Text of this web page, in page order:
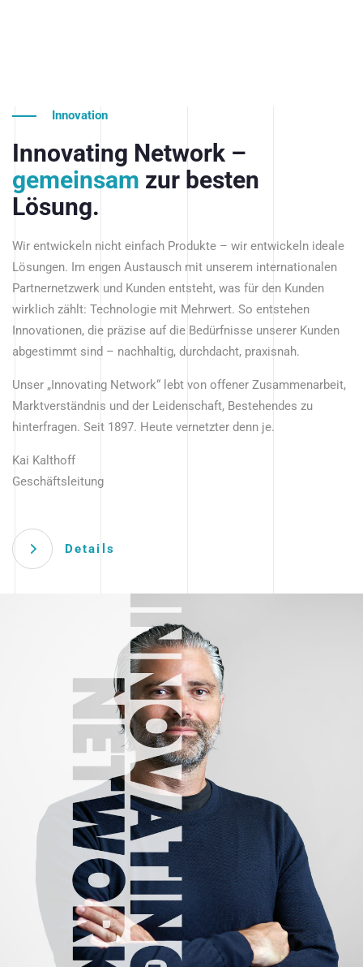
Innovation
Innovating Network –
gemeinsam zur besten
Lösung.
Wir entwickeln nicht einfach Produkte – wir entwickeln ideale
Lösungen. Im engen Austausch mit unserem internationalen
Partnernetzwerk und Kunden entsteht, was für den Kunden
wirklich zählt: Technologie mit Mehrwert. So entstehen
Innovationen, die präzise auf die Bedürfnisse unserer Kunden
abgestimmt sind – nachhaltig, durchdacht, praxisnah.
Unser „Innovating Network“ lebt von offener Zusammenarbeit,
Marktverständnis und der Leidenschaft, Bestehendes zu
hinterfragen. Seit 1897. Heute vernetzter denn je.
Kai Kalthoff
Geschäftsleitung
Details